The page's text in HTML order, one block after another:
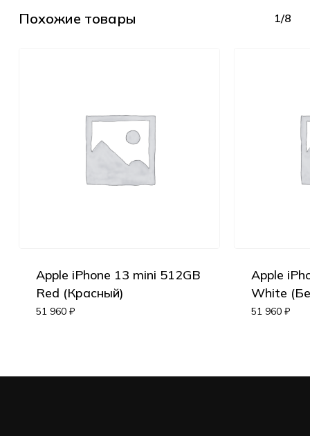
Похожие товары 1/8
Apple iPhone 13 mini 512GB
Red (Красный)
51 960 ₽
Apple
White
51 960 ₽